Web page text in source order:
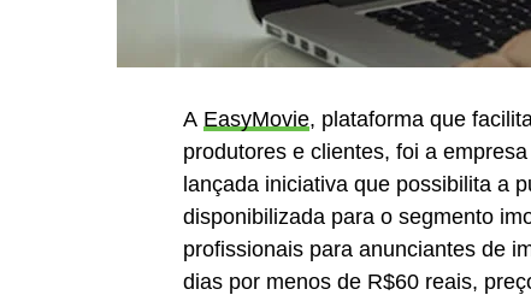
A EasyMovie, plataforma que
produtores e clientes, foi a
lançada iniciativa que possibilita a
disponibilizada para o segmento
profissionais para anunciantes de
dias por menos de R$60 reais,